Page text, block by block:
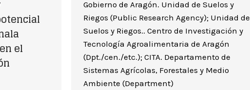
el
Gobierno de Aragón. Unidad de Suelos y
Riegos (Public Research Agency); Unidad de
Suelos y Riegos.. Centro de Investigación y
Tecnología Agroalimentaria de Aragón
(Dpt./cen./etc.); CITA. Departamento de
Sistemas Agrícolas, Forestales y Medio
Ambiente (Department)